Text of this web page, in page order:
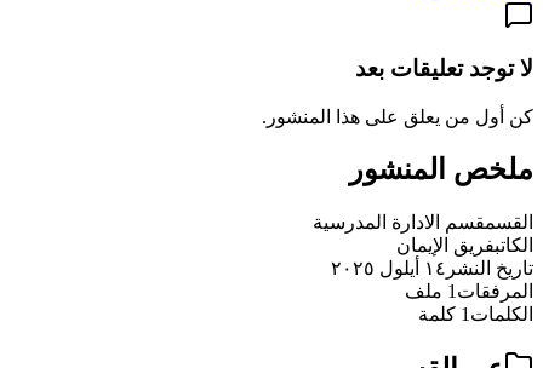
لا توجد تعليقات بعد
كن أول من يعلق على هذا المنشور.
ملخص المنشور
القسمقسم الادارة المدرسية
الكاتبفريق الإيمان
تاريخ النشر ١٤ أيلول ٢٠٢٥
المرفقات 1 ملف
الكلمات 1 كلمة